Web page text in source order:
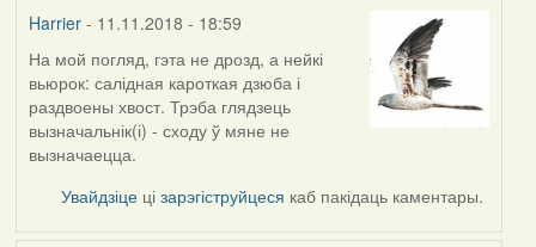
Harrier- 11.11.2018 - 18:59
In
reply
to
by
arktous
На мой погляд, гэта не дрозд, а нейкі
вьюрок: салідная кароткая дзюба і
раздвоены хвост. Трэба глядзець
вызначальнік(і) - сходу ў мяне не
вызначаецца.
Увайдзіце цізарэгіструйцеся каб пакідаць каментары.